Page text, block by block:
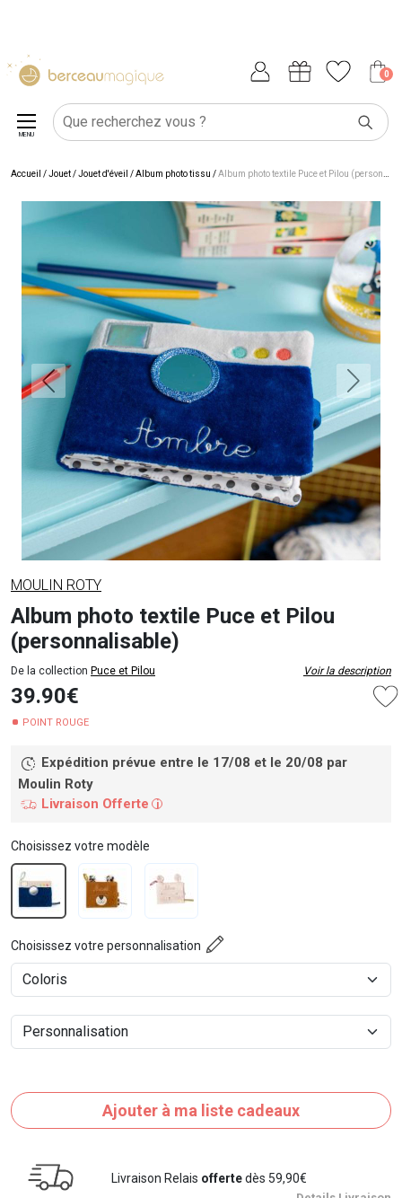
0
MENU
Accueil /Jouet/Jouet d'éveil /Album photo tissu /Album photo textile Puce et Pilou (personnalisable)
MOULIN ROTY
Album photo textile Puce et Pilou
(personnalisable)
De la collection Puce et Pilou Voir la description
39.90€
POINT ROUGE
Expédition prévue entre le 17/08 et le 20/08 par
Moulin Roty
Livraison Offerte
i
Choisissez votre modèle
Choisissez votre personnalisation
Ajouter à ma liste cadeaux
Livraison Relais offertedès 59,90€